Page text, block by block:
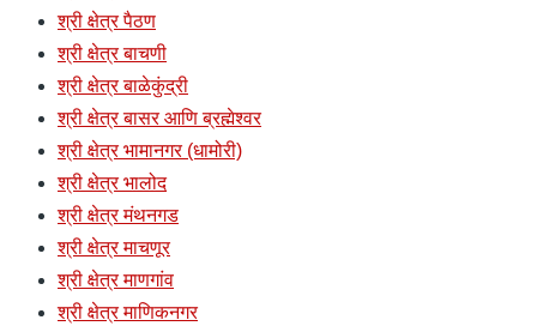
श्री क्षेत्र पैठण
श्री क्षेत्र बाचणी
श्री क्षेत्र बाळेकुंद्री
श्री क्षेत्र बासर आणि ब्रह्मेश्वर
श्री क्षेत्र भामानगर (धामोरी)
श्री क्षेत्र भालोद
श्री क्षेत्र मंथनगड
श्री क्षेत्र माचणूर
श्री क्षेत्र माणगांव
श्री क्षेत्र माणिकनगर